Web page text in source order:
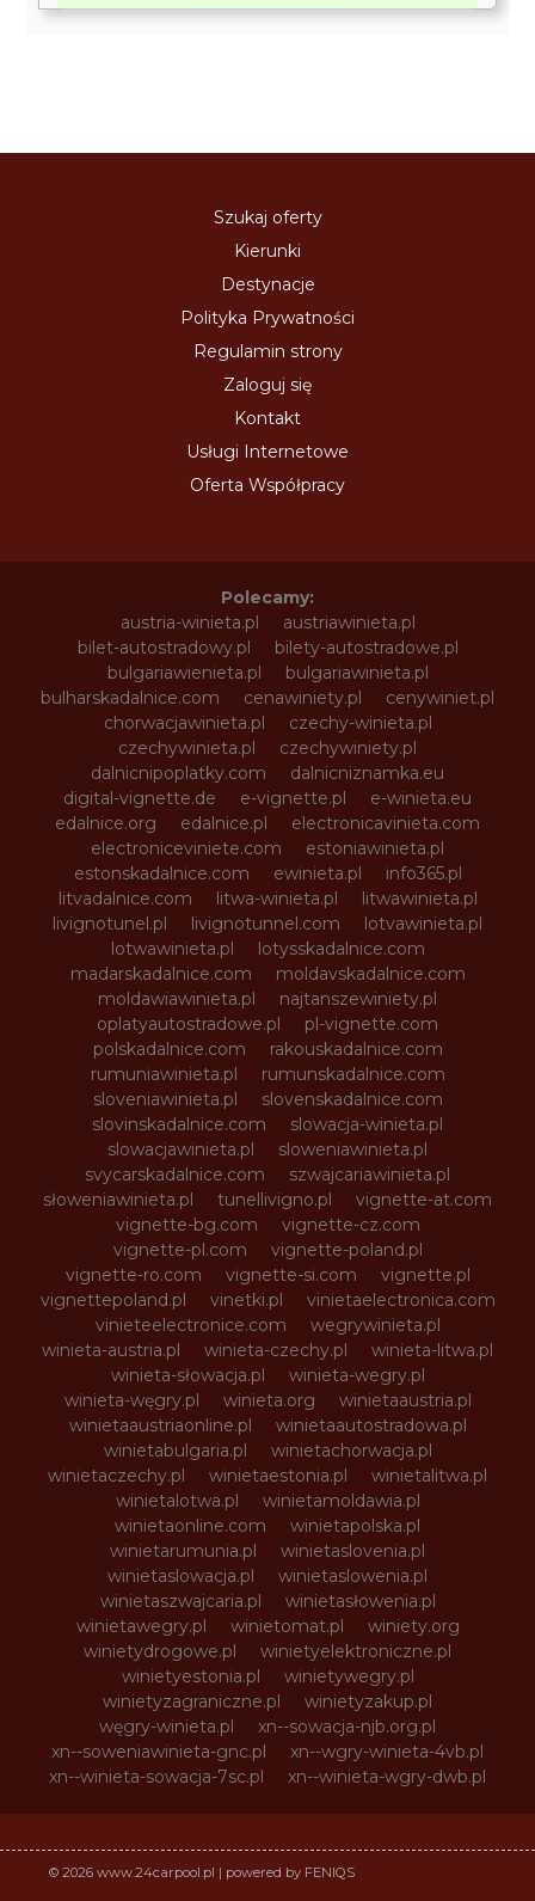
Szukaj oferty
Kierunki
Destynacje
Polityka Prywatności
Regulamin strony
Zaloguj się
Kontakt
Usługi Internetowe
Oferta Współpracy
Polecamy:
austria-winieta.pl
austriawinieta.pl
bilet-autostradowy.pl
bilety-autostradowe.pl
bulgariawienieta.pl
bulgariawinieta.pl
bulharskadalnice.com
cenawiniety.pl
cenywiniet.pl
chorwacjawinieta.pl
czechy-winieta.pl
czechywinieta.pl
czechywiniety.pl
dalnicnipoplatky.com
dalnicniznamka.eu
digital-vignette.de
e-vignette.pl
e-winieta.eu
edalnice.org
edalnice.pl
electronicavinieta.com
electroniceviniete.com
estoniawinieta.pl
estonskadalnice.com
ewinieta.pl
info365.pl
litvadalnice.com
litwa-winieta.pl
litwawinieta.pl
livignotunel.pl
livignotunnel.com
lotvawinieta.pl
lotwawinieta.pl
lotysskadalnice.com
madarskadalnice.com
moldavskadalnice.com
moldawiawinieta.pl
najtanszewiniety.pl
oplatyautostradowe.pl
pl-vignette.com
polskadalnice.com
rakouskadalnice.com
rumuniawinieta.pl
rumunskadalnice.com
sloveniawinieta.pl
slovenskadalnice.com
slovinskadalnice.com
slowacja-winieta.pl
slowacjawinieta.pl
sloweniawinieta.pl
svycarskadalnice.com
szwajcariawinieta.pl
słoweniawinieta.pl
tunellivigno.pl
vignette-at.com
vignette-bg.com
vignette-cz.com
vignette-pl.com
vignette-poland.pl
vignette-ro.com
vignette-si.com
vignette.pl
vignettepoland.pl
vinetki.pl
vinietaelectronica.com
vinieteelectronice.com
wegrywinieta.pl
winieta-austria.pl
winieta-czechy.pl
winieta-litwa.pl
winieta-słowacja.pl
winieta-wegry.pl
winieta-węgry.pl
winieta.org
winietaaustria.pl
winietaaustriaonline.pl
winietaautostradowa.pl
winietabulgaria.pl
winietachorwacja.pl
winietaczechy.pl
winietaestonia.pl
winietalitwa.pl
winietalotwa.pl
winietamoldawia.pl
winietaonline.com
winietapolska.pl
winietarumunia.pl
winietaslovenia.pl
winietaslowacja.pl
winietaslowenia.pl
winietaszwajcaria.pl
winietasłowenia.pl
winietawegry.pl
winietomat.pl
winiety.org
winietydrogowe.pl
winietyelektroniczne.pl
winietyestonia.pl
winietywegry.pl
winietyzagraniczne.pl
winietyzakup.pl
węgry-winieta.pl
xn--sowacja-njb.org.pl
xn--soweniawinieta-gnc.pl
xn--wgry-winieta-4vb.pl
xn--winieta-sowacja-7sc.pl
xn--winieta-wgry-dwb.pl
© 2026 www.24carpool.pl | powered by FENIQS